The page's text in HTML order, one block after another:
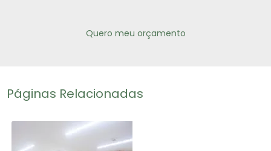
Quero meu orçamento
Páginas Relacionadas